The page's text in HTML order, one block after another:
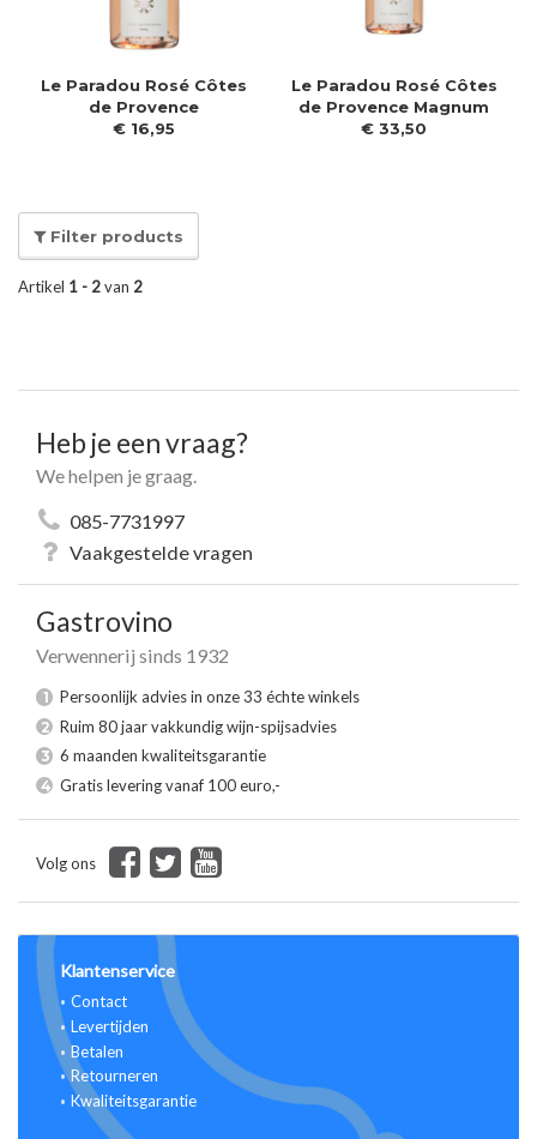
Le Paradou Rosé Côtes
de Provence
€ 16,95
Le Paradou Rosé Côtes
de Provence Magnum
€ 33,50
Filter products
Artikel 1 - 2van 2
Heb je een vraag?
We helpen je graag.
085-7731997
Vaakgestelde vragen
Gastrovino
Verwennerij sinds 1932
1 Persoonlijk advies in onze 33 échte winkels
2 Ruim 80 jaar vakkundig wijn-spijsadvies
3 6 maanden kwaliteitsgarantie
4 Gratis levering vanaf 100 euro,-
Volg ons
Klantenservice
Contact
Levertijden
Betalen
Retourneren
Kwaliteitsgarantie